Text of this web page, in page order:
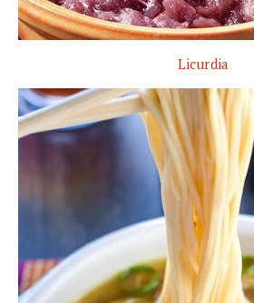
Licurdia